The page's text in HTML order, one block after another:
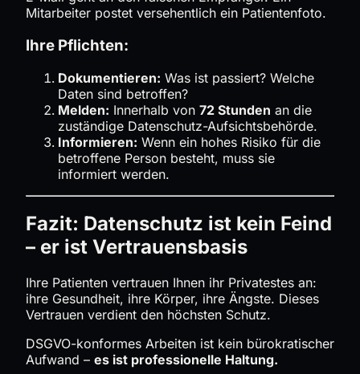
Mitarbeiter postet versehentlich ein Patientenfoto.
Ihre Pflichten:
Dokumentieren: Was ist passiert? Welche
Daten sind betroffen?
Melden: Innerhalb von 72 Stunden an die
zuständige Datenschutz-Aufsichtsbehörde.
Informieren: Wenn ein hohes Risiko für die
betroffene Person besteht, muss sie
informiert werden.
Fazit: Datenschutz ist kein Feind
– er ist Vertrauensbasis
Ihre Patienten vertrauen Ihnen ihr Privatestes an:
ihre Gesundheit, ihre Körper, ihre Ängste. Dieses
Vertrauen verdient den höchsten Schutz.
DSGVO-konformes Arbeiten ist kein bürokratischer
Aufwand – es ist professionelle Haltung.